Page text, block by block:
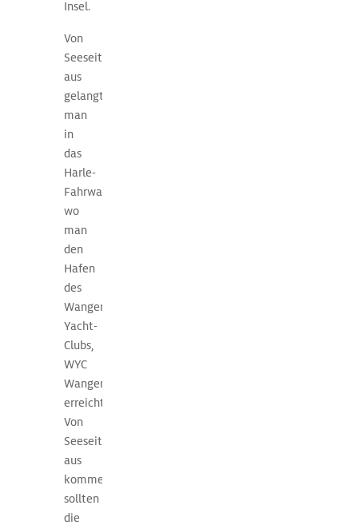
iegt
ei
anni
ett",
wobei
der
Buchstabe
für
Juist
steht.
Die
beste
Reisezeit
per
Boot
von
Juli
bis
September.
Die
vorherrschende
Windrichtung
West
Insel.
Von
Seeseite
aus
gelangt
man
in
das
Harle-
Fahrwasser,
wo
man
den
Hafen
des
Wangerooger
Yacht-
Clubs,
WYC
Wangerooge
erreicht.
Von
Seeseite
aus
kommend
sollten
die